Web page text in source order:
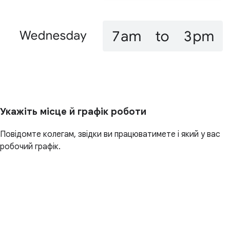
Укажіть місце й графік роботи
Повідомте колегам, звідки ви працюватимете і який у вас
робочий графік.